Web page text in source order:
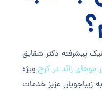
پیشرفته دکتر شقایق
موهای زائد در کرج ویژه
به زیباجویان عزیز خدمات